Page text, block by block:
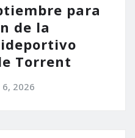
para
de la
Torrent
6, 2026